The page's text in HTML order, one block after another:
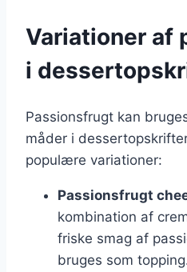
Variationer af
i
Passionsfrugt kan
måder i
populære variationer:
Passionsfrugt
kombination af
friske smag af
bruges som